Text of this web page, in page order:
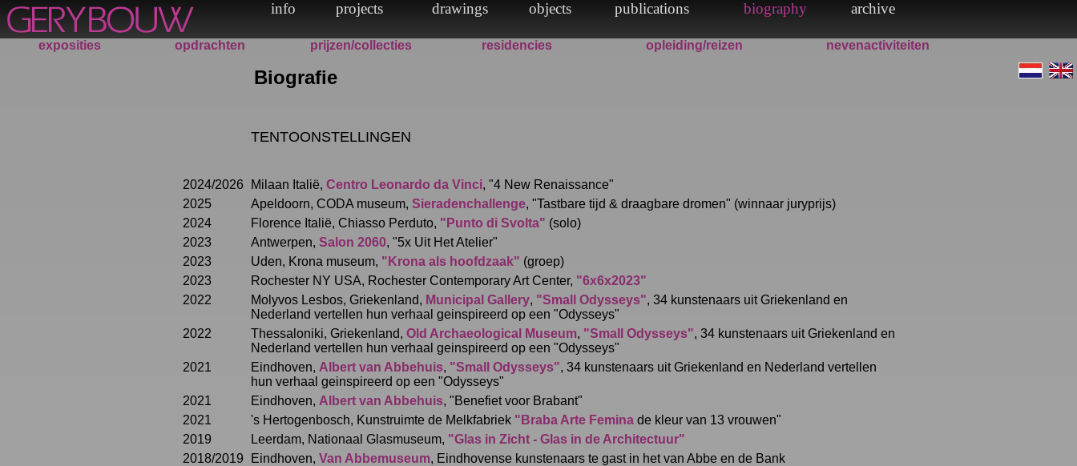
exposities opdrachten prijzen/collecties residencies opleiding/reizen nevenactiviteiten
Biografie
TENTOONSTELLINGEN
2024/2026 Milaan Italië, Centro Leonardo da Vinci, "4 New Renaissance"
2025
Apeldoorn, CODA museum, Sieradenchallenge, "Tastbare tijd & draagbare dromen" (winnaar juryprijs)
2024
Florence Italië, Chiasso Perduto, "Punto di Svolta" (solo)
2023
Antwerpen, Salon 2060, "5x Uit Het Atelier"
2023
Uden, Krona museum, "Krona als hoofdzaak" (groep)
2023
Rochester NY USA, Rochester Contemporary Art Center, "6x6x2023"
2022
Molyvos Lesbos, Griekenland, Municipal Gallery, "Small Odysseys", 34 kunstenaars uit Griekenland en
Nederland vertellen hun verhaal geinspireerd op een "Odysseys"
2022
Thessaloniki, Griekenland, Old Archaeological Museum, "Small Odysseys", 34 kunstenaars uit Griekenland en
Nederland vertellen hun verhaal geinspireerd op een "Odysseys"
2021
Eindhoven, Albert van Abbehuis, "Small Odysseys", 34 kunstenaars uit Griekenland en Nederland vertellen
hun verhaal geinspireerd op een "Odysseys"
2021
Eindhoven, Albert van Abbehuis, "Benefiet voor Brabant"
2021
's Hertogenbosch, Kunstruimte de Melkfabriek "Braba Arte Feminade kleur van 13 vrouwen"
2019
Leerdam, Nationaal Glasmuseum, "Glas in Zicht - Glas in de Architectuur"
2018/2019
Eindhoven, Van Abbemuseum, Eindhovense kunstenaars te gast in het van Abbe en de Bank